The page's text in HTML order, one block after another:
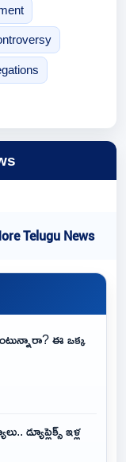
Telugu News
ఈ ఒక్క
డ్యూప్లెక్స్ ఇళ్ల